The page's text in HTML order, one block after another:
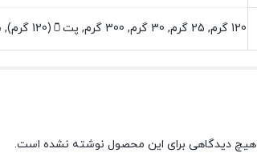
120 گرم, 25 گرم, 30 گرم, 300 گرم, پت🫙(120 گرم), سلفونی🛍(25 گرم), سلفونی🛍(30 گرم), سلفونی🛍(300 گرم)
هیچ دیدگاهی برای این محصول نوشته نشده است.